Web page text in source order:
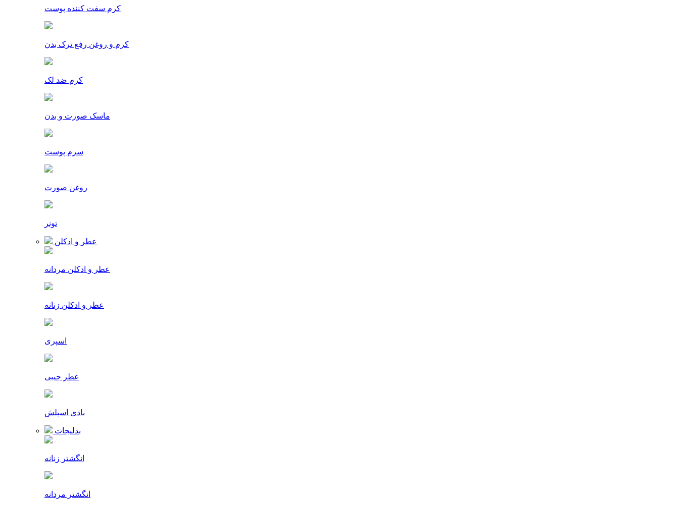
کرم سفت کننده پوست
کرم و روغن رفع ترک بدن
کرم ضد لک
ماسک صورت و بدن
سرم پوست
روغن صورت
تونر
عطر و ادکلن
عطر و ادکلن مردانه
عطر و ادکلن زنانه
اسپری
عطر جیبی
بادی اسپلش
بدلیجات
انگشتر زنانه
انگشتر مردانه